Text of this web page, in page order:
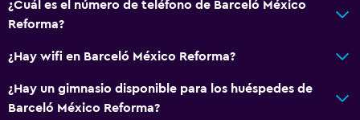
Silla para ducha
Estacionamiento accesible
Inodoro con barras de apoyo
Plantas superiores accesibles por ascensor
¿Cuál es el número de teléfono de Barceló México
Reforma?
¿Hay wifi en Barceló México Reforma?
¿Hay un gimnasio disponible para los huéspedes de
Barceló México Reforma?